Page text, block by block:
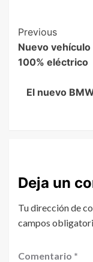
Previous
Nuevo
100% eléctrico
El nuevo
Deja un
Tu dirección de
campos
Comentario *